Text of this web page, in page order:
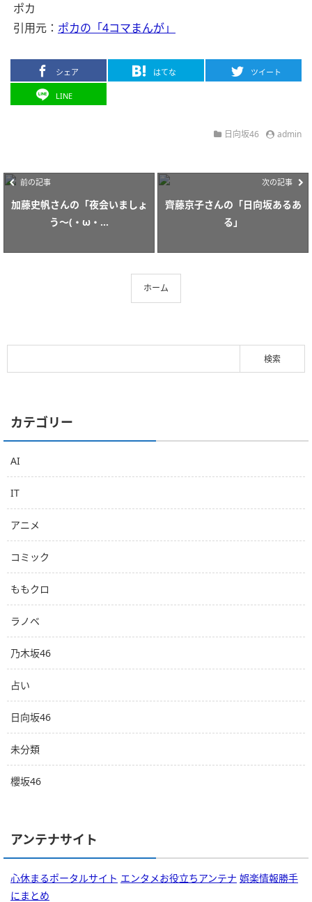
ポカ
引用元： ポカの「4コマまんが」
シェア はてな ツイート
LINE
日向坂46 admin
前の記事
加藤史帆さんの「夜会いましょ
う〜(・ω・...
次の記事
齊藤京子さんの「日向坂あるあ
る」
ホーム
カテゴリー
AI
IT
アニメ
コミック
ももクロ
ラノベ
乃木坂46
占い
日向坂46
未分類
櫻坂46
アンテナサイト
心休まるポータルサイト エンタメお役立ちアンテナ 娯楽情報勝手
にまとめ